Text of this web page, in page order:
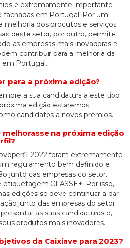
é extremamente importante
fachadas em Portugal. Por um
melhoria dos produtos e serviços
deste setor, por outro, permite
as empresas mais inovadoras e
contribuir para a melhoria da
em Portugal.
para a próxima edição?
a sua candidatura a este tipo
edição estaremos
candidatos a novos prémios.
na próxima edição
2022 foram extremamente
regulamento bem definido e
junto das empresas do setor,
CLASSE+. Por isso,
edições se deve continuar a dar
junto das empresas do setor
as suas candidaturas e,
produtos mais inovadores.
da Caixiave para 2023?